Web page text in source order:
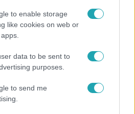
to enable storage
like cookies on web or
data to be sent to
purposes.
to send me